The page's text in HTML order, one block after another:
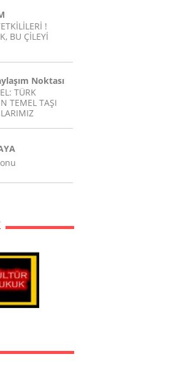
!
BU ÇİLEYİ
Noktası
TÜRK
TEMEL TAŞI